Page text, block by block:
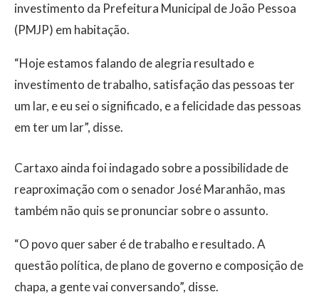
investimento da Prefeitura Municipal de João Pessoa
(PMJP) em habitação.
“Hoje estamos falando de alegria resultado e
investimento de trabalho, satisfação das pessoas ter
um lar, e eu sei o significado, e a felicidade das pessoas
em ter um lar”, disse.
Cartaxo ainda foi indagado sobre a possibilidade de
reaproximação com o senador José Maranhão, mas
também não quis se pronunciar sobre o assunto.
“O povo quer saber é de trabalho e resultado. A
questão política, de plano de governo e composição de
chapa, a gente vai conversando”, disse.